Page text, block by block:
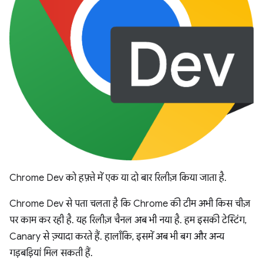
Chrome Dev को हफ़्ते में एक या दो बार रिलीज़ किया जाता है.
Chrome Dev से पता चलता है कि Chrome की टीम अभी किस चीज़
पर काम कर रही है. यह रिलीज़ चैनल अब भी नया है. हम इसकी टेस्टिंग,
Canary से ज़्यादा करते हैं. हालाँकि, इसमें अब भी बग और अन्य
गड़बड़ियां मिल सकती हैं.